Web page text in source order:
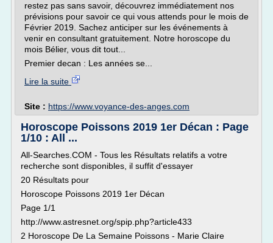
restez pas sans savoir, découvrez immédiatement nos
prévisions pour savoir ce qui vous attends pour le mois de
Février 2019. Sachez anticiper sur les événements à
venir en consultant gratuitement. Notre horoscope du
mois Bélier, vous dit tout...
Premier decan : Les années se...
Lire la suite
Site : https://www.voyance-des-anges.com
Horoscope Poissons 2019 1er Décan : Page
1/10 : All ...
All-Searches.COM - Tous les Résultats relatifs a votre
recherche sont disponibles, il suffit d'essayer
20 Résultats pour
Horoscope Poissons 2019 1er Décan
Page 1/1
http://www.astresnet.org/spip.php?article433
2 Horoscope De La Semaine Poissons - Marie Claire